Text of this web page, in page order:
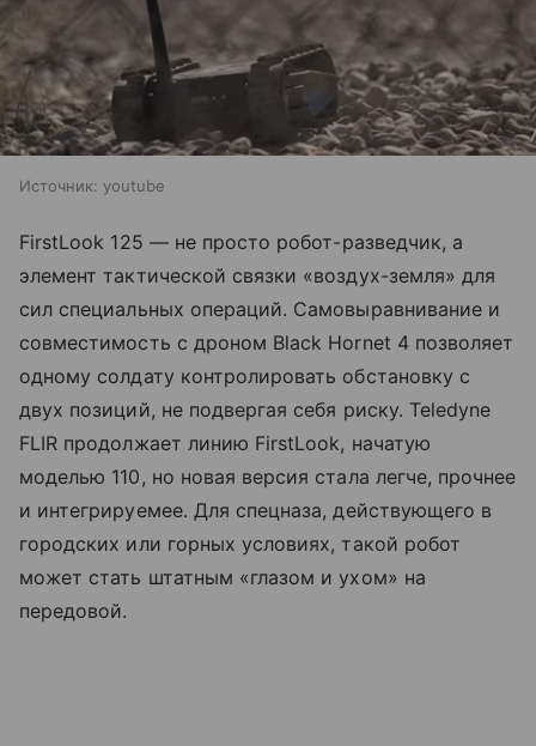
Источник: youtube
FirstLook 125 — не просто робот-разведчик, а
элемент тактической связки «воздух-земля» для
сил специальных операций. Самовыравнивание и
совместимость с дроном Black Hornet 4 позволяет
одному солдату контролировать обстановку с
двух позиций, не подвергая себя риску. Teledyne
FLIR продолжает линию FirstLook, начатую
моделью 110, но новая версия стала легче, прочнее
и интегрируемее. Для спецназа, действующего в
городских или горных условиях, такой робот
может стать штатным «глазом и ухом» на
передовой.